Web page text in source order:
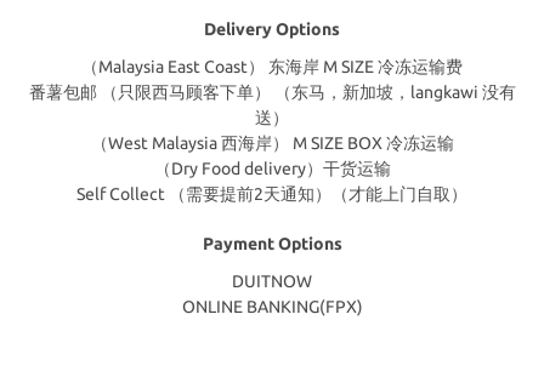
Delivery Options
（Malaysia East Coast） 东海岸 M SIZE 冷冻运输费
番薯包邮 （只限西马顾客下单） （东马，新加坡，langkawi 没有
送）
（West Malaysia 西海岸） M SIZE BOX 冷冻运输
（Dry Food delivery）干货运输
Self Collect （需要提前2天通知）（才能上门自取）
Payment Options
DUITNOW
ONLINE BANKING(FPX)